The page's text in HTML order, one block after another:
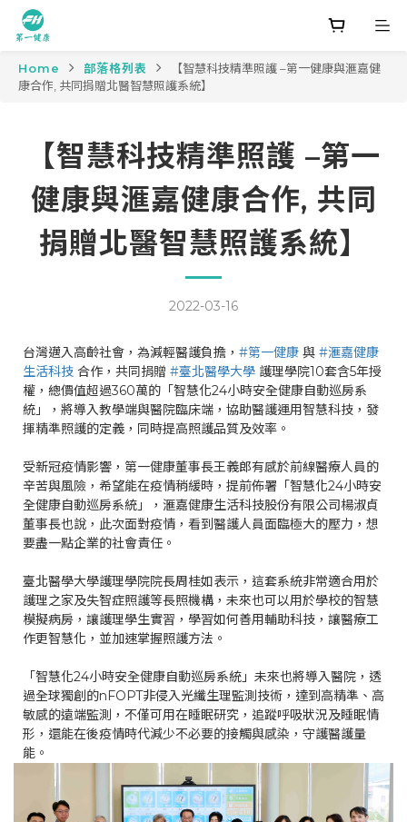
Home 部落格列表
【智慧科技精準照護 –第一健康與滙嘉健
康合作, 共同捐贈北醫智慧照護系統】
【智慧科技精準照護 –第一
健康與滙嘉健康合作, 共同
捐贈北醫智慧照護系統】
2022-03-16
台灣邁入高齡社會，為減輕醫護負擔， #第一健康 與 #滙嘉健康
生活科技 合作，共同捐贈 #臺北醫學大學 護理學院10套含5年授
權，總價值超過360萬的「智慧化24小時安全健康自動巡房系
統」，將導入教學端與醫院臨床端，協助醫護運用智慧科技，發
揮精準照護的定義，同時提高照護品質及效率。
受新冠疫情影響，第一健康董事長王義郎有感於前線醫療人員的
辛苦與風險，希望能在疫情稍緩時，提前佈署「智慧化24小時安
全健康自動巡房系統」，滙嘉健康生活科技股份有限公司楊淑貞
董事長也說，此次面對疫情，看到醫護人員面臨極大的壓力，想
要盡一點企業的社會責任。
臺北醫學大學護理學院院長周桂如表示，這套系統非常適合用於
護理之家及失智症照護等長照機構，未來也可以用於學校的智慧
模擬病房，讓護理學生實習，學習如何善用輔助科技，讓醫療工
作更智慧化，並加速掌握照護方法。
「智慧化24小時安全健康自動巡房系統」未來也將導入醫院，透
過全球獨創的nFOPT非侵入光纖生理監測技術，達到高精準、高
敏感的遠端監測，不僅可用在睡眠研究，追蹤呼吸狀況及睡眠情
形，還能在後疫情時代減少不必要的接觸與感染，守護醫護量
能。